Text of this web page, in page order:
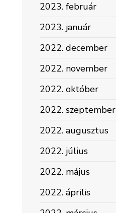
2023. február
2023. január
2022. december
2022. november
2022. október
2022. szeptember
2022. augusztus
2022. július
2022. május
2022. április